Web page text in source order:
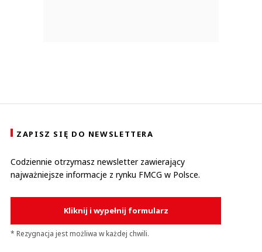
ZAPISZ SIĘ DO NEWSLETTERA
Codziennie otrzymasz newsletter zawierający
najważniejsze informacje z rynku FMCG w Polsce.
Kliknij i wypełnij formularz
* Rezygnacja jest możliwa w każdej chwili.